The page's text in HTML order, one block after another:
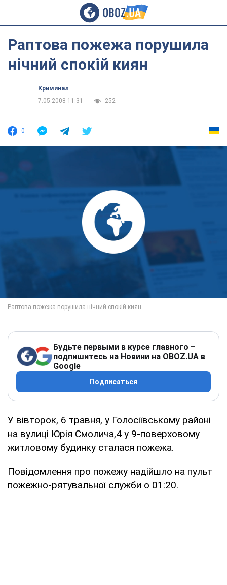
Раптова пожежа порушила
нічний спокій киян
Криминал
7.05.2008 11:31
252
0
Будьте первыми в курсе главного –
подпишитесь на Новини на OBOZ.UA в
Google
Подписаться
У вівторок, 6 травня, у Голосіївському районі
на вулиці Юрія Смолича,4 у 9-поверховому
житловому будинку сталася пожежа.
Повідомлення про пожежу надійшло на пульт
пожежно-рятувальної служби о 01:20.